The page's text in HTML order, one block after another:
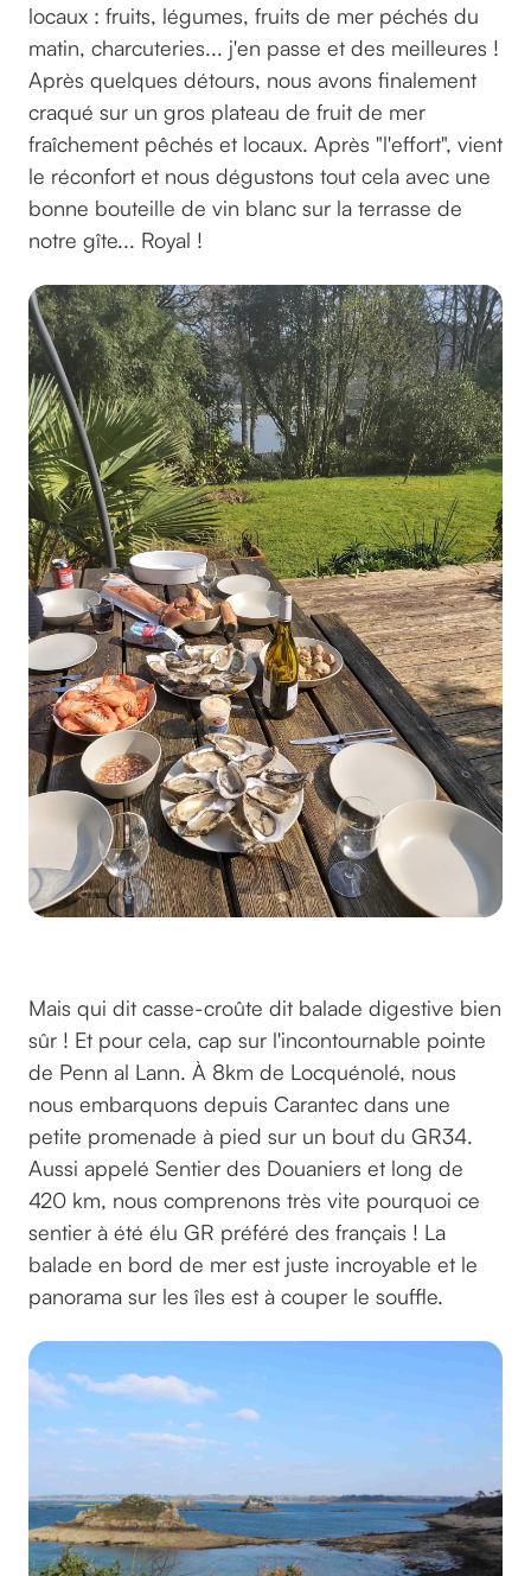
locaux : fruits, légumes, fruits de mer péchés du
matin, charcuteries... j'en passe et des meilleures !
Après quelques détours, nous avons finalement
craqué sur un gros plateau de fruit de mer
fraîchement pêchés et locaux. Après "l'effort", vient
le réconfort et nous dégustons tout cela avec une
bonne bouteille de vin blanc sur la terrasse de
notre gîte... Royal !
Mais qui dit casse-croûte dit balade digestive bien
sûr ! Et pour cela, cap sur l'incontournable pointe
de Penn al Lann. À 8km de Locquénolé, nous
nous embarquons depuis Carantec dans une
petite promenade à pied sur un bout du GR34.
Aussi appelé Sentier des Douaniers et long de
420 km, nous comprenons très vite pourquoi ce
sentier à été élu GR préféré des français ! La
balade en bord de mer est juste incroyable et le
panorama sur les îles est à couper le souffle.